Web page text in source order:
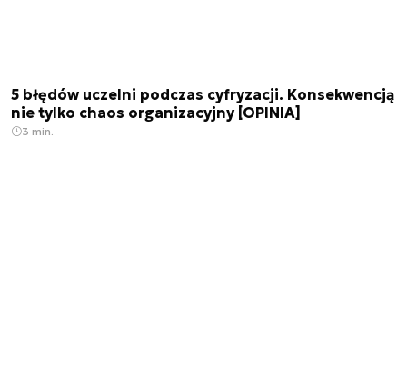
5 błędów uczelni podczas cyfryzacji. Konsekwencją
nie tylko chaos organizacyjny [OPINIA]
3 min.